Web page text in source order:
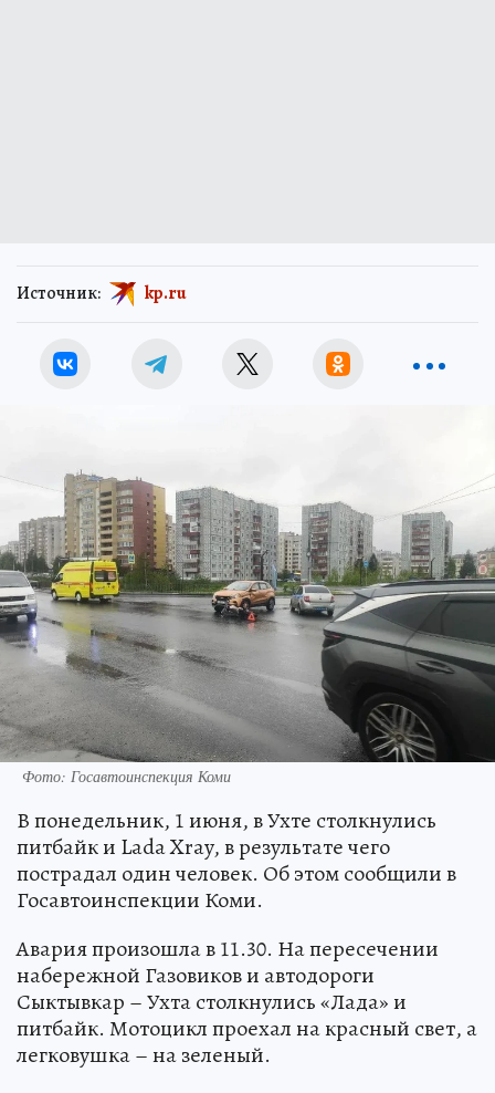
Источник: kp.ru
Фото: Госавтоинспекция Коми
В понедельник, 1 июня, в Ухте столкнулись
питбайк и Lada Xray, в результате чего
пострадал один человек. Об этом сообщили в
Госавтоинспекции Коми.
Авария произошла в 11.30. На пересечении
набережной Газовиков и автодороги
Сыктывкар – Ухта столкнулись «Лада» и
питбайк. Мотоцикл проехал на красный свет, а
легковушка – на зеленый.